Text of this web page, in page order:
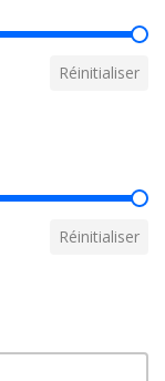
Réinitialiser
Réinitialiser